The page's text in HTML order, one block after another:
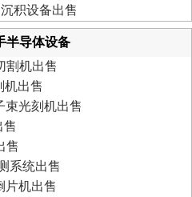
积设备出售
半导体设备
割机出售
机出售
束光刻机出售
售
售
系统出售
片机出售